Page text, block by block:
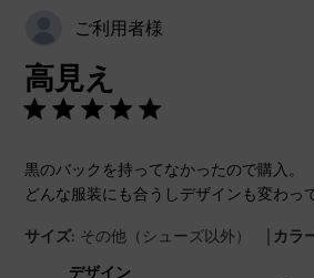
ご利用者様
高見え
黒のバックを持ってなかったので購入。
どんな服装にも合うしデザインも変わっ
サイズ: その他（シューズ以外） | カラ
デザイン